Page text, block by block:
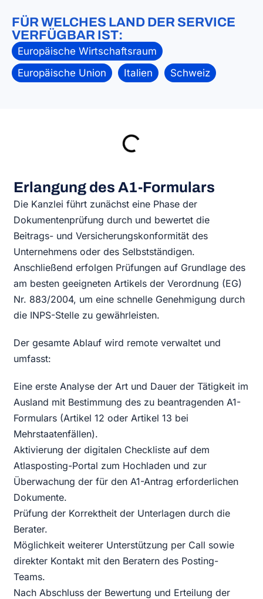
FÜR WELCHES LAND DER SERVICE
VERFÜGBAR IST:
Europäische Wirtschaftsraum
Europäische Union
Italien Schweiz
Erlangung des A1-Formulars
Die Kanzlei führt zunächst eine Phase der
Dokumentenprüfung durch und bewertet die
Beitrags- und Versicherungskonformität des
Unternehmens oder des Selbstständigen.
Anschließend erfolgen Prüfungen auf Grundlage des
am besten geeigneten Artikels der Verordnung (EG)
Nr. 883/2004, um eine schnelle Genehmigung durch
die INPS-Stelle zu gewährleisten.
Der gesamte Ablauf wird remote verwaltet und
umfasst:
Eine erste Analyse der Art und Dauer der Tätigkeit im
Ausland mit Bestimmung des zu beantragenden A1-
Formulars (Artikel 12 oder Artikel 13 bei
Mehrstaatenfällen).
Aktivierung der digitalen Checkliste auf dem
Atlasposting-Portal zum Hochladen und zur
Überwachung der für den A1-Antrag erforderlichen
Dokumente.
Prüfung der Korrektheit der Unterlagen durch die
Berater.
Möglichkeit weiterer Unterstützung per Call sowie
direkter Kontakt mit den Beratern des Posting-
Teams.
Nach Abschluss der Bewertung und Erteilung der